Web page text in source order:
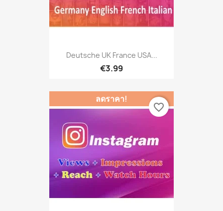
Deutsche UK France USA...
€3.99
ลดราคา!
favorite_border